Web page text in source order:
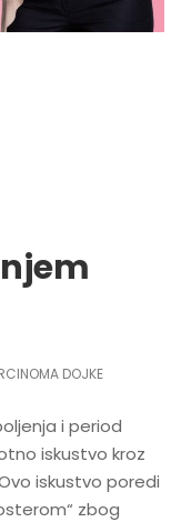
DOJKE
i period
iskustvo kroz
iskustvo poredi
zbog